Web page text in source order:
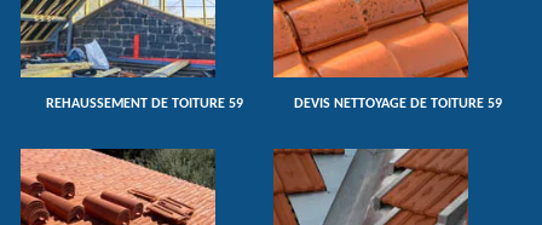
REHAUSSEMENT DE TOITURE 59 DEVIS NETTOYAGE DE TOITURE 59